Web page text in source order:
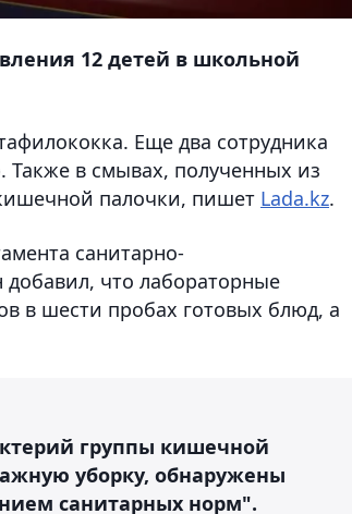
12 детей в школьной
Еще два сотрудника
в смывах, полученных из
палочки, пишет Lada.kz.
санитарно-
что лабораторные
в шести пробах готовых блюд, а
группы кишечной
уборку, обнаружены
санитарных норм".